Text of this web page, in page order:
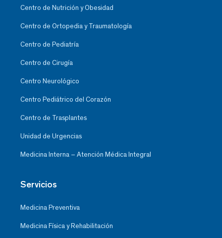
Centro de Nutrición y Obesidad
Centro de Ortopedia y Traumatología
Centro de Pediatría
Centro de Cirugía
Centro Neurológico
Centro Pediátrico del Corazón
Centro de Trasplantes
Unidad de Urgencias
Medicina Interna – Atención Médica Integral
Servicios
Medicina Preventiva
Medicina Física y Rehabilitación